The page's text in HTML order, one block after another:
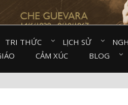
TRI THỨC⠀ LỊCH SỬ⠀
CẢM XÚC⠀ BLOG⠀